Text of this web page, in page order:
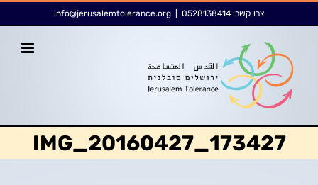
לתוכן
צרו קשר: 0528138414
info@jerusalemtolerance.org
IMG_20160427_173427